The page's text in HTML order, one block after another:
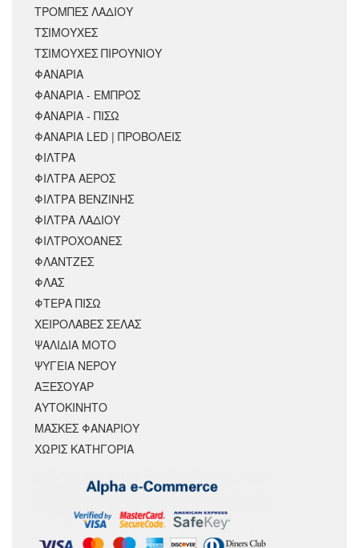
ΤΡΟΜΠΕΣ ΛΑΔΙΟΥ
ΤΣΙΜΟΥΧΕΣ
ΤΣΙΜΟΥΧΕΣ ΠΙΡΟΥΝΙΟΥ
ΦΑΝΑΡΙΑ
ΦΑΝΑΡΙΑ - ΕΜΠΡΟΣ
ΦΑΝΑΡΙΑ - ΠΙΣΩ
ΦΑΝΑΡΙΑ LED | ΠΡΟΒΟΛΕΙΣ
ΦΙΛΤΡΑ
ΦΙΛΤΡΑ ΑΕΡΟΣ
ΦΙΛΤΡΑ ΒΕΝΖΙΝΗΣ
ΦΙΛΤΡΑ ΛΑΔΙΟΥ
ΦΙΛΤΡΟΧΟΑΝΕΣ
ΦΛΑΝΤΖΕΣ
ΦΛΑΣ
ΦΤΕΡΑ ΠΙΣΩ
ΧΕΙΡΟΛΑΒΕΣ ΣΕΛΑΣ
ΨΑΛΙΔΙΑ ΜΟΤΟ
ΨΥΓΕΙΑ ΝΕΡΟΥ
ΑΞΕΣΟΥΆΡ
ΑΥΤΟΚΙΝΗΤΟ
ΜΑΣΚΕΣ ΦΑΝΑΡΙΟΥ
ΧΩΡΊΣ ΚΑΤΗΓΟΡΊΑ